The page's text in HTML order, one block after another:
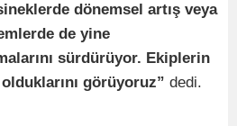
dönemsel artış veya
de yine
sürdürüyor. Ekiplerin
görüyoruz” dedi.